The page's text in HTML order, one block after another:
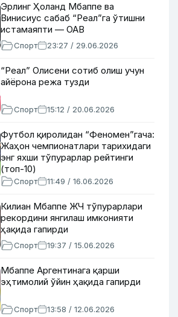
Эрлинг Ҳоланд Мбаппе ва
Винисиус сабаб “Реал”га ўтишни
истамаяпти — ОАВ
Спорт 23:27 / 29.06.2026
“Реал” Олисени сотиб олиш учун
айёрона режа тузди
Спорт 15:12 / 20.06.2026
Футбол қиролидан “Феномен”гача:
Жаҳон чемпионатлари тарихидаги
энг яхши тўпурарлар рейтинги
(топ-10)
Спорт 11:49 / 16.06.2026
Килиан Мбаппе ЖЧ тўпурарлари
рекордини янгилаш имконияти
ҳақида гапирди
Спорт 19:37 / 15.06.2026
Мбаппе Аргентинага қарши
эҳтимолий ўйин ҳақида гапирди
Спорт 13:58 / 12.06.2026